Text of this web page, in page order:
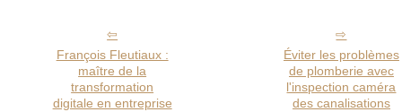
François Fleutiaux :
maître de la
transformation
digitale en entreprise
Éviter les problèmes
de plomberie avec
l'inspection caméra
des canalisations